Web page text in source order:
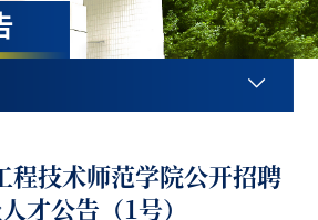
程技术师范学院公开招聘
才公告（1号）